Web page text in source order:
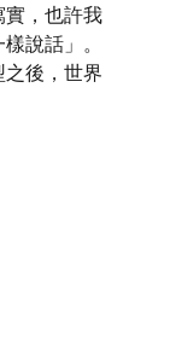
實，也許我
說話」。
後，世界